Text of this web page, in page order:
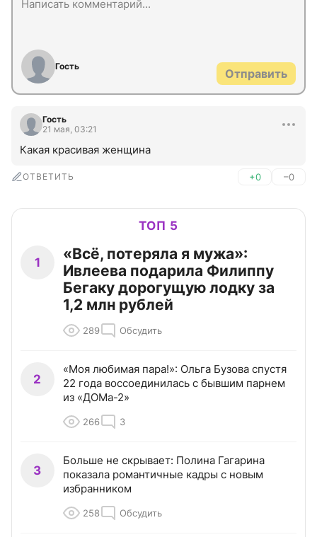
Гость
Отправить
Гость
21 мая, 03:21
Какая красивая женщина
ОТВЕТИТЬ +0 –0
ТОП 5
1
«Всё, потеряла я мужа»:
Ивлеева подарила Филиппу
Бегаку дорогущую лодку за
1,2 млн рублей
289 Обсудить
2
«Моя любимая пара!»: Ольга Бузова спустя
22 года воссоединилась с бывшим парнем
из «ДОМа-2»
266 3
3
Больше не скрывает: Полина Гагарина
показала романтичные кадры с новым
избранником
258 Обсудить